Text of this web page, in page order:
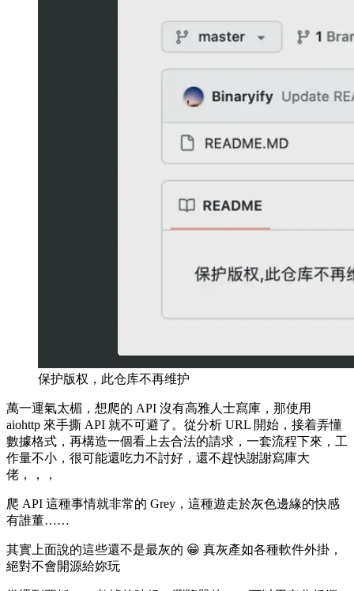
保护版权，此仓库不再维护
萬一運氣太楣，想爬的 API 沒有高雅人士寫庫，那使用
aiohttp 來手撕 API 就不可避了。從分析 URL 開始，接着弄懂
數據格式，再構造一個看上去合法的請求，一套流程下來，工
作量不小，很可能還吃力不討好，還不趕快謝謝寫庫大
佬，，，
爬 API 這種事情就非常的 Grey，這種遊走於灰色邊緣的快感
有誰董……
其實上面說的這些還不是最灰的 😁 真灰產如各種軟件外掛，
絕對不會開源給妳玩